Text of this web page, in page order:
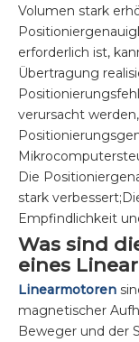
Volumen stark
erforderlich ist,
Übertragung
verursacht
Die
stark
Empfindlichkeit
Was sind
eines
Linearmotoren
magnetischer
Beweger und der